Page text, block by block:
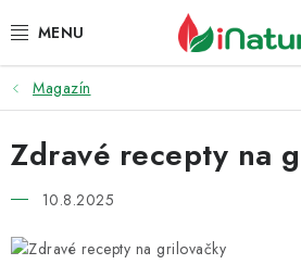
na
POTRAVINY
OŘECHY A SUŠENÉ PLODY
SNACKY
Magazín
Zdravé recepty na
10.8.2025